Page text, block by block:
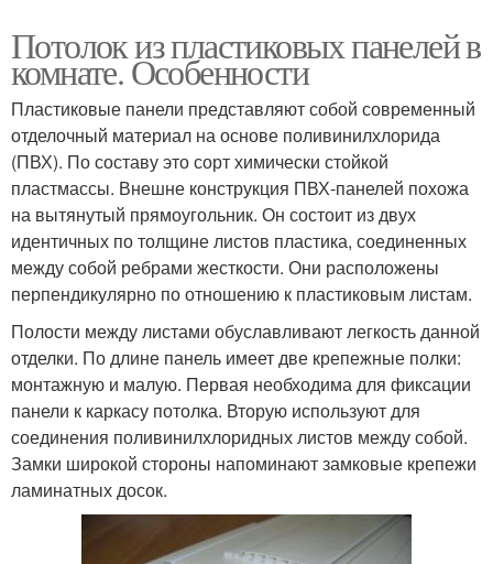
Потолок из пластиковых панелей в
комнате. Особенности
Пластиковые панели представляют собой современный
отделочный материал на основе поливинилхлорида
(ПВХ). По составу это сорт химически стойкой
пластмассы. Внешне конструкция ПВХ-панелей похожа
на вытянутый прямоугольник. Он состоит из двух
идентичных по толщине листов пластика, соединенных
между собой ребрами жесткости. Они расположены
перпендикулярно по отношению к пластиковым листам.
Полости между листами обуславливают легкость данной
отделки. По длине панель имеет две крепежные полки:
монтажную и малую. Первая необходима для фиксации
панели к каркасу потолка. Вторую используют для
соединения поливинилхлоридных листов между собой.
Замки широкой стороны напоминают замковые крепежи
ламинатных досок.